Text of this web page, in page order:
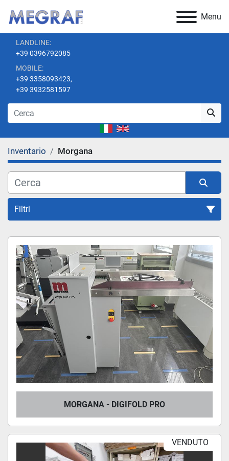
Menu
LANDLINE:
+39 0396792085
MOBILE:
+39 3358093423,
+39 3932581597
Inventario Morgana
Filtri
Tutte le categorie
Ordina per
MORGANA - DIGIFOLD PRO
VENDUTO